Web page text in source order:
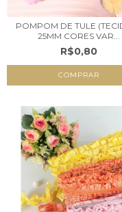
POMPOM DE TULE
25MM CORES VAR...
R$0,80
COMPRAR